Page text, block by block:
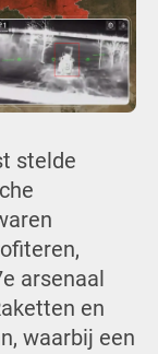
stelde
arsenaal
en
waarbij een